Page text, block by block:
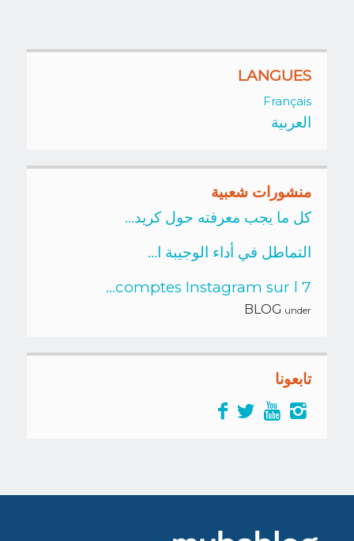
LANGUES
Français
العربية
منشورات شعبية
كل ما يجب معرفته حول كريد...
التماطل في أداء الوجيبة ا...
7 comptes Instagram sur l...
under
BLOG
تابعونا